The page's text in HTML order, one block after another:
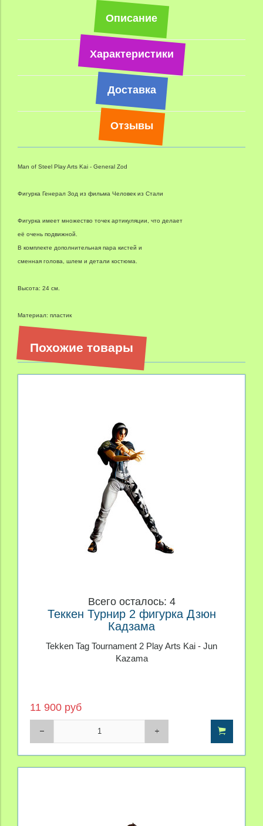
Описание
Характеристики
Доставка
Отзывы
Man of Steel Play Arts Kai - General Zod
Фигурка Генерал Зод из фильма Человек из Стали
Фигурка имеет множество точек артикуляции, что делает
её очень подвижной.
В комплекте дополнительная пара кистей и
сменная голова, шлем и детали костюма.
Высота: 24 см.
Материал: пластик
Похожие товары
Всего осталось: 4
Теккен Турнир 2 фигурка Дзюн
Кадзама
Tekken Tag Tournament 2 Play Arts Kai - Jun
Kazama
11 900 руб